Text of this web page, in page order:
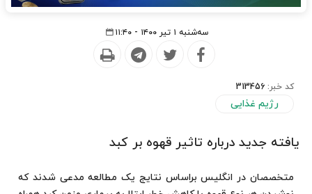
سه‌شنبه ۱ تیر ۱۴۰۰ - ۱۱:۴۰
کد خبر: 313456
رژیم غذایی
یافته جدید درباره تاثیر قهوه بر کبد
متخصصان در انگلیس براساس نتایج یک مطالعه مدعی شدند که